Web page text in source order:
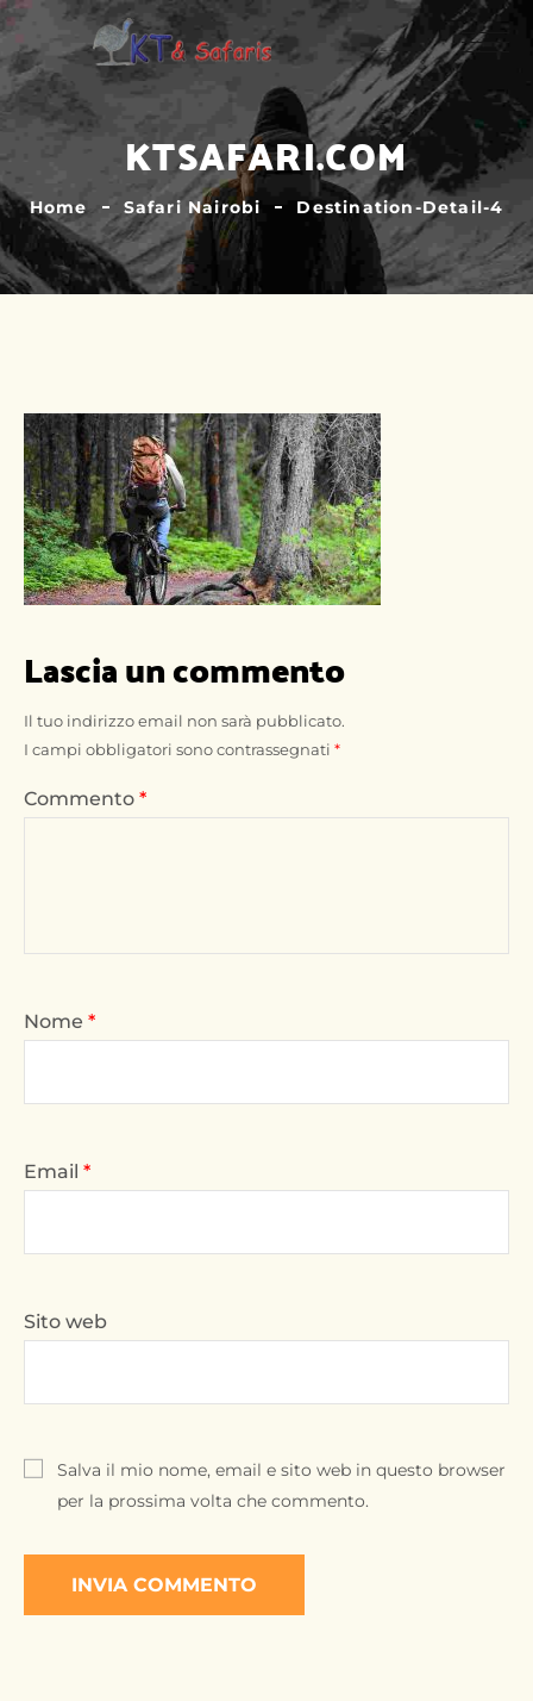
KTSAFARI.COM
Home Safari Nairobi Destination-Detail-4
Lascia un commento
Il tuo indirizzo email non sarà pubblicato.
I campi obbligatori sono contrassegnati *
Commento *
Nome *
Email *
Sito web
Salva il mio nome, email e sito web in questo browser
per la prossima volta che commento.